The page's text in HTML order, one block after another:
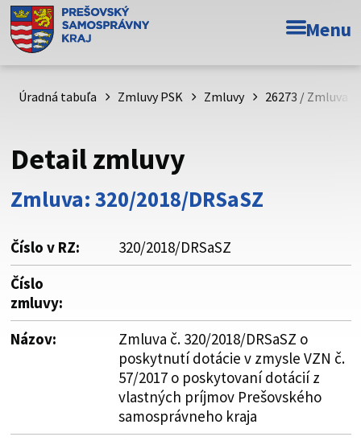
Doména psk.sk je oficiálna
Toto je oficiálna webová stránka Prešovského
psk.sk.
Buďte pozorní a vždy sa uistite, že zdieľate informácie iba
cez zabezpečenú webovú stránku. Zabezpečená stránka
vždy začína https:// pred názvom domény webového sídla.
Menu
Úradná tabuľa Zmluvy PSK Zmluvy 26273 / Zmluva
Detail zmluvy
Zmluva: 320/2018/DRSaSZ
Číslo v RZ:
320/2018/DRSaSZ
Číslo
zmluvy:
Názov:
Zmluva č. 320/2018/DRSaSZ o
poskytnutí dotácie v zmysle VZN č.
57/2017 o poskytovaní dotácií z
vlastných príjmov Prešovského
samosprávneho kraja